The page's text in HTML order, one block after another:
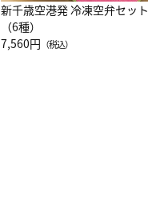
新千歳空港発 冷凍空弁セット
（6種）
7,560円 （税込）